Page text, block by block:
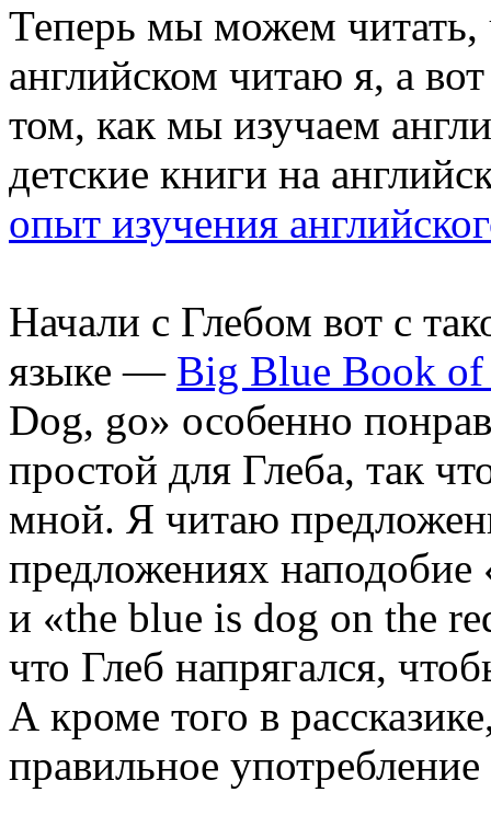
Теперь мы можем читать,
английском читаю я, а
том, как мы изучаем
детские книги на
опыт изучения
Начали с Глебом вот с
языке — Big Blue Book
Dog, go» особенно
простой для Глеба, так
мной. Я читаю
предложениях
и «the blue is dog on the
что Глеб напрягался,
А кроме того в
правильное